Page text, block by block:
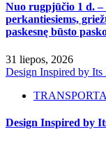
Nuo rugpjūčio 1 d.
perkantiesiems,
paskesnę būsto
31 liepos, 2026
Design Inspired by
Design Inspired by